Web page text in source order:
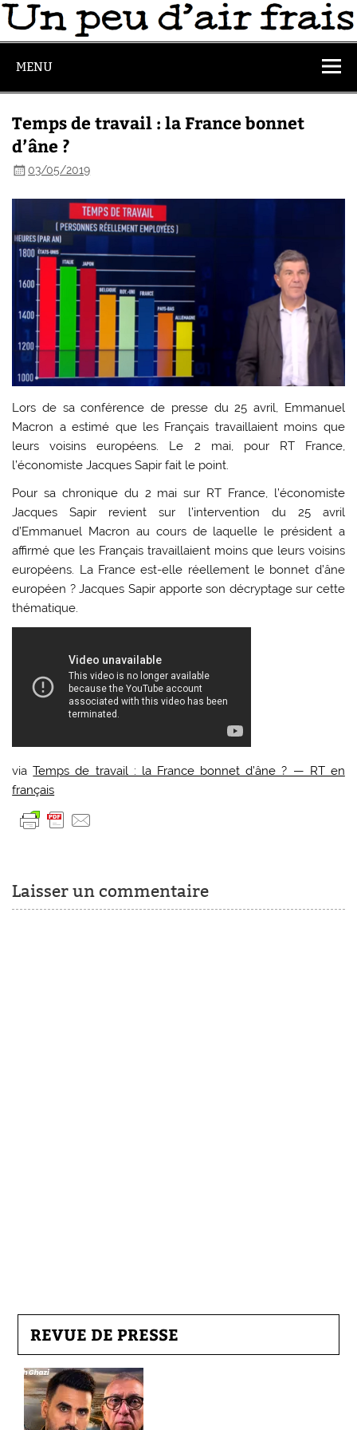
MENU
Temps de travail : la France bonnet
d’âne ?
03/05/2019
Lors de sa conférence de presse du 25 avril, Emmanuel
Macron a estimé que les Français travaillaient moins que
leurs voisins européens. Le 2 mai, pour RT France,
l’économiste Jacques Sapir fait le point.
Pour sa chronique du 2 mai sur RT France, l’économiste
Jacques Sapir revient sur l’intervention du 25 avril
d’Emmanuel Macron au cours de laquelle le président a
affirmé que les Français travaillaient moins que leurs voisins
européens. La France est-elle réellement le bonnet d’âne
européen ? Jacques Sapir apporte son décryptage sur cette
thématique.
viaTemps de travail : la France bonnet d’âne ? — RT en
français
Laisser un commentaire
REVUE DE PRESSE